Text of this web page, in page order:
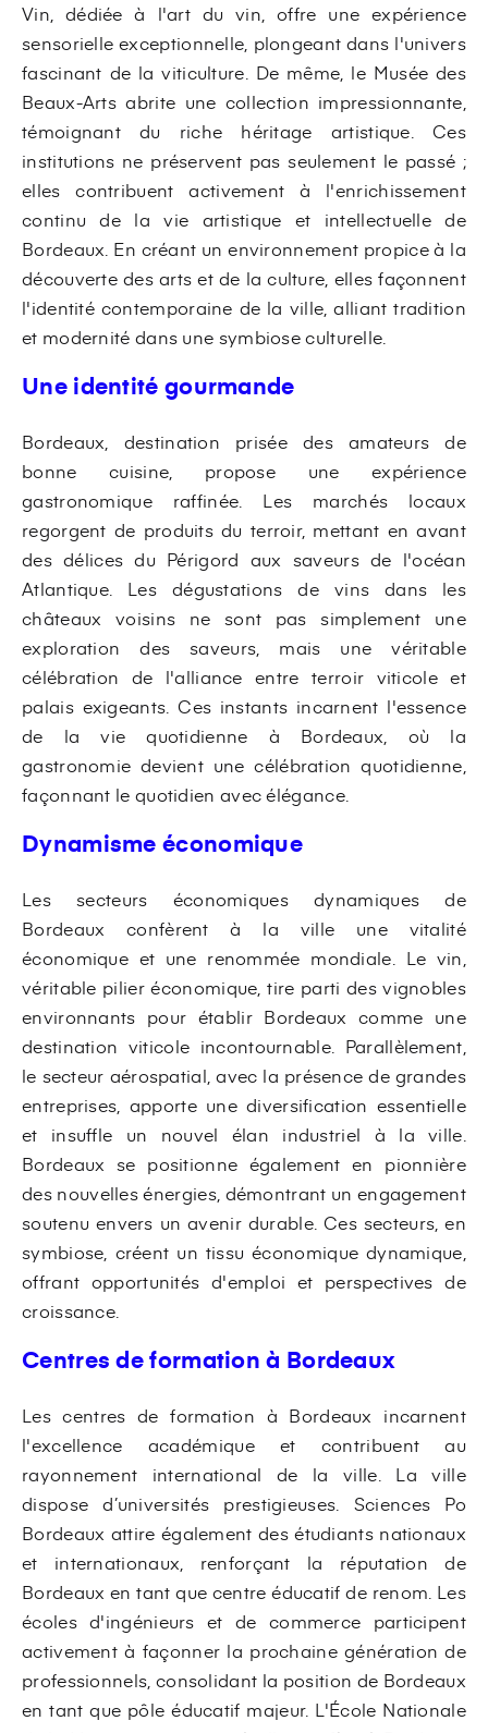
Vin, dédiée à l'art du vin, offre une expérience
sensorielle exceptionnelle, plongeant dans l'univers
fascinant de la viticulture. De même, le Musée des
Beaux-Arts abrite une collection impressionnante,
témoignant du riche héritage artistique. Ces
institutions ne préservent pas seulement le passé ;
elles contribuent activement à l'enrichissement
continu de la vie artistique et intellectuelle de
Bordeaux. En créant un environnement propice à la
découverte des arts et de la culture, elles façonnent
l'identité contemporaine de la ville, alliant tradition
et modernité dans une symbiose culturelle.
Une identité gourmande
Bordeaux, destination prisée des amateurs de
bonne cuisine, propose une expérience
gastronomique raffinée. Les marchés locaux
regorgent de produits du terroir, mettant en avant
des délices du Périgord aux saveurs de l'océan
Atlantique. Les dégustations de vins dans les
châteaux voisins ne sont pas simplement une
exploration des saveurs, mais une véritable
célébration de l'alliance entre terroir viticole et
palais exigeants. Ces instants incarnent l'essence
de la vie quotidienne à Bordeaux, où la
gastronomie devient une célébration quotidienne,
façonnant le quotidien avec élégance.
Dynamisme économique
Les secteurs économiques dynamiques de
Bordeaux confèrent à la ville une vitalité
économique et une renommée mondiale. Le vin,
véritable pilier économique, tire parti des vignobles
environnants pour établir Bordeaux comme une
destination viticole incontournable. Parallèlement,
le secteur aérospatial, avec la présence de grandes
entreprises, apporte une diversification essentielle
et insuffle un nouvel élan industriel à la ville.
Bordeaux se positionne également en pionnière
des nouvelles énergies, démontrant un engagement
soutenu envers un avenir durable. Ces secteurs, en
symbiose, créent un tissu économique dynamique,
offrant opportunités d'emploi et perspectives de
croissance.
Centres de formation à Bordeaux
Les centres de formation à Bordeaux incarnent
l'excellence académique et contribuent au
rayonnement international de la ville. La ville
dispose d’universités prestigieuses. Sciences Po
Bordeaux attire également des étudiants nationaux
et internationaux, renforçant la réputation de
Bordeaux en tant que centre éducatif de renom. Les
écoles d'ingénieurs et de commerce participent
activement à façonner la prochaine génération de
professionnels, consolidant la position de Bordeaux
en tant que pôle éducatif majeur. L'École Nationale